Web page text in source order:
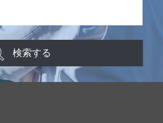
検索する